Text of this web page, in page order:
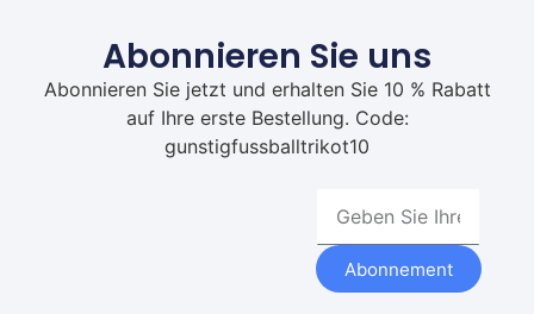
Abonnieren Sie uns
Abonnieren Sie jetzt und erhalten Sie 10 % Rabatt
auf Ihre erste Bestellung. Code:
gunstigfussballtrikot10
Abonnement